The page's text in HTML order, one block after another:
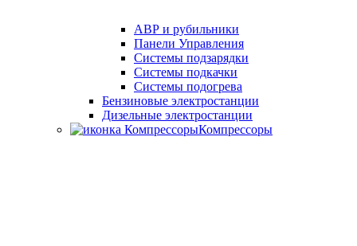
АВР и рубильники
Панели Управления
Системы подзарядки
Системы подкачки
Системы подогрева
Бензиновые электростанции
Дизельные электростанции
Компрессоры